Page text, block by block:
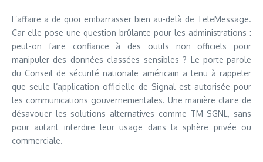
L’affaire a de quoi embarrasser bien au-delà de TeleMessage.
Car elle pose une question brûlante pour les administrations :
peut-on faire confiance à des outils non officiels pour
manipuler des données classées sensibles ? Le porte-parole
du Conseil de sécurité nationale américain a tenu à rappeler
que seule l’application officielle de Signal est autorisée pour
les communications gouvernementales. Une manière claire de
désavouer les solutions alternatives comme TM SGNL, sans
pour autant interdire leur usage dans la sphère privée ou
commerciale.